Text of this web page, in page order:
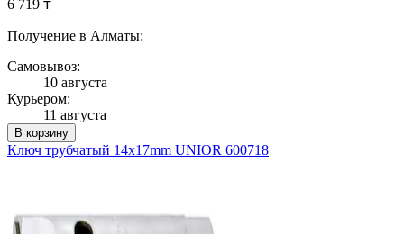
6 719 ₸
Получение в Алматы:
Самовывоз:
10 августа
Курьером:
11 августа
В корзину
Ключ трубчатый 14x17mm UNIOR 600718